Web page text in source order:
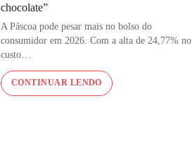
chocolate”
A Páscoa pode pesar mais no bolso do
consumidor em 2026. Com a alta de 24,77% no
custo…
CONTINUAR LENDO